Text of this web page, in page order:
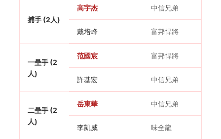
捕手 (2人)
高宇杰 中信兄弟
戴培峰 富邦悍將
一壘手 (2
人)
范國宸 富邦悍將
許基宏 中信兄弟
二壘手 (2
人)
岳東華 中信兄弟
李凱威 味全龍